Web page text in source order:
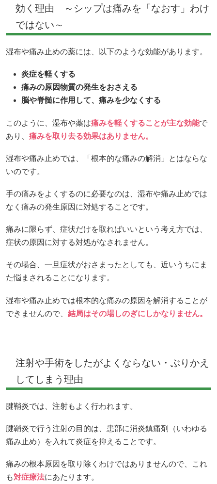
効く理由 ～シップは痛みを「なおす」わけ
ではない～
湿布や痛み止めの薬には、以下のような効能があります。
炎症を軽くする
痛みの原因物質の発生をおさえる
脳や脊髄に作用して、痛みを少なくする
このように、湿布や薬は痛みを軽くすることが主な効能で
あり、 痛みを取り去る効果はありません。
湿布や痛み止めでは、「根本的な痛みの解消」とはならな
いのです。
手の痛みをよくするのに必要なのは、湿布や痛み止めでは
なく痛みの発生原因に対処することです。
痛みに限らず、症状だけを取ればいいという考え方では、
症状の原因に対する対処がなされません。
その場合、一旦症状がおさまったとしても、近いうちにま
た悩まされることになります。
湿布や痛み止めでは根本的な痛みの原因を解消することが
できませんので、 結局はその場しのぎにしかなりません。
注射や手術をしたがよくならない・ぶりかえ
してしまう理由
腱鞘炎では、注射もよく行われます。
腱鞘炎で行う注射の目的は、患部に消炎鎮痛剤（いわゆる
痛み止め）を入れて炎症を抑えることです。
痛みの根本原因を取り除くわけではありませんので、これ
も対症療法にあたります。